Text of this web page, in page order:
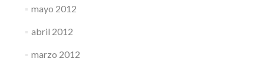
mayo 2012
abril 2012
marzo 2012